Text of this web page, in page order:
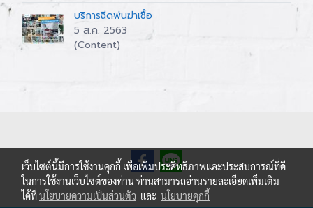
บริการฉีดพ่นฆ่าเชื้อ
5 ส.ค. 2563
(Content)
เว็บไซต์นี้มีการใช้งานคุกกี้ เพื่อเพิ่มประสิทธิภาพและประสบการณ์ที่ดี
ในการใช้งานเว็บไซต์ของท่าน ท่านสามารถอ่านรายละเอียดเพิ่มเติม
ได้ที่นโยบายความเป็นส่วนตัว และ นโยบายคุกกี้